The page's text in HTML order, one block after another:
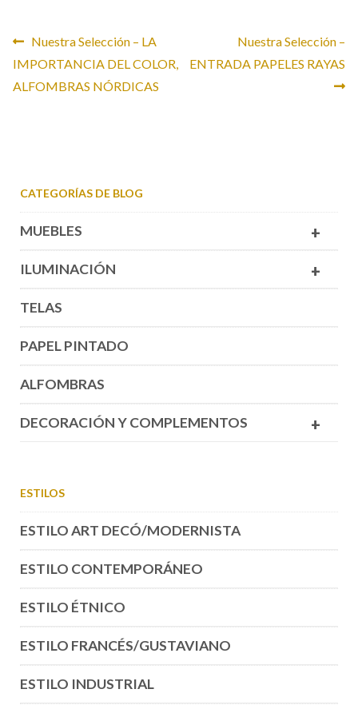
Navegación
de
Anterior:
Nuestra Selección – LA
IMPORTANCIA DEL COLOR,
ALFOMBRAS NÓRDICAS
Siguiente:
Nuestra Selección –
ENTRADA PAPELES RAYAS
CATEGORÍAS DE BLOG
+
MUEBLES
+
ILUMINACIÓN
TELAS
PAPEL PINTADO
ALFOMBRAS
+
DECORACIÓN Y COMPLEMENTOS
ESTILOS
ESTILO ART DECÓ/MODERNISTA
ESTILO CONTEMPORÁNEO
ESTILO ÉTNICO
ESTILO FRANCÉS/GUSTAVIANO
ESTILO INDUSTRIAL